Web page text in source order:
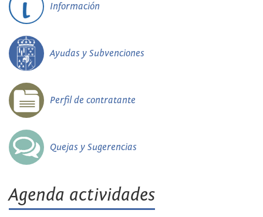
Información
Ayudas y Subvenciones
Perfil de contratante
Quejas y Sugerencias
Agenda actividades